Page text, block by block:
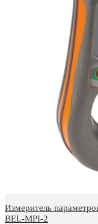
Измеритель
BEL-MPI-2